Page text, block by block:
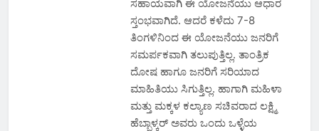
ಸಹಾಯವಾಗಿ ಈ ಯೋಜನೆಯು ಆಧಾರ
ಸ್ತಂಭವಾಗಿದೆ. ಆದರೆ ಕಳೆದು 7-8
ತಿಂಗಳಿನಿಂದ ಈ ಯೋಜನೆಯು ಜನರಿಗೆ
ಸಮರ್ಪಕವಾಗಿ ತಲುಪುತ್ತಿಲ್ಲ. ತಾಂತ್ರಿಕ
ದೋಷ ಹಾಗೂ ಜನರಿಗೆ ಸರಿಯಾದ
ಮಾಹಿತಿಯು ಸಿಗುತ್ತಿಲ್ಲ. ಹಾಗಾಗಿ ಮಹಿಳಾ
ಮತ್ತು ಮಕ್ಕಳ ಕಲ್ಯಾಣ ಸಚಿವರಾದ ಲಕ್ಷ್ಮಿ
ಹೆಬ್ಬಾಳ್ಕರ್ ಅವರು ಒಂದು ಒಳ್ಳೆಯ